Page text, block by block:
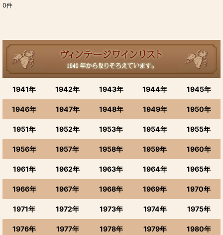
並び順:
絞り込む
0件
1941年 1942年 1943年 1944年 1945年
1946年 1947年 1948年 1949年 1950年
1951年 1952年 1953年 1954年 1955年
1956年 1957年 1958年 1959年 1960年
1961年 1962年 1963年 1964年 1965年
1966年 1967年 1968年 1969年 1970年
1971年 1972年 1973年 1974年 1975年
1976年 1977年 1978年 1979年 1980年